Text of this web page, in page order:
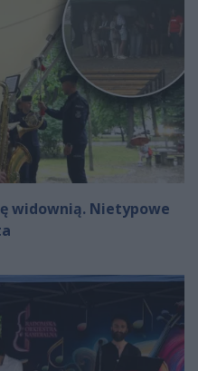
widownią. Nietypowe